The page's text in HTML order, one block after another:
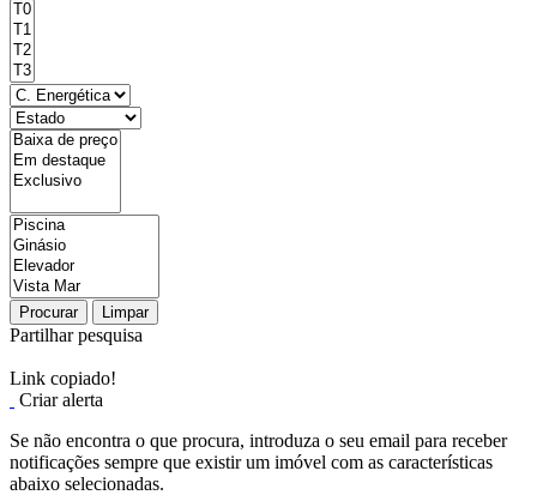
Procurar Limpar
Partilhar pesquisa
Link copiado!
Criar alerta
Se não encontra o que procura, introduza o seu email para receber
notificações sempre que existir um imóvel com as características
abaixo selecionadas.